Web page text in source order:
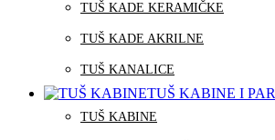
TUŠ KADE KERAMIČKE
TUŠ KADE AKRILNE
TUŠ KANALICE
TUŠ KABINE I
TUŠ KABINE